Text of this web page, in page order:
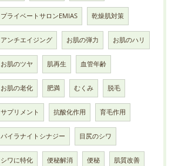
プライベートサロンEMIAS 乾燥肌対策
アンチエイジング お肌の弾力 お肌のハリ
お肌のツヤ 肌再生 血管年齢
お肌の老化 肥満 むくみ 脱毛
サプリメント 抗酸化作用 育毛作用
パイラナイトシナジー 目尻のシワ
シワに特化 便秘解消 便秘 肌質改善